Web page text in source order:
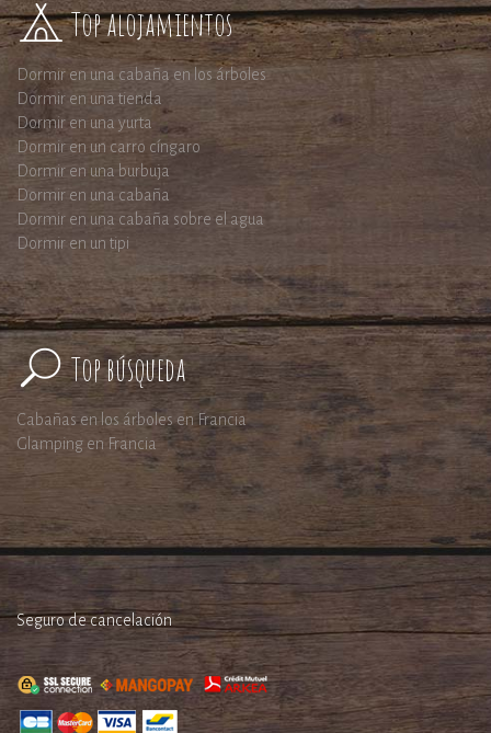
Top alojamientos
Dormir en una cabaña en los árboles
Dormir en una tienda
Dormir en una yurta
Dormir en un carro cíngaro
Dormir en una burbuja
Dormir en una cabaña
Dormir en una cabaña sobre el agua
Dormir en un tipi
Top búsqueda
Cabañas en los árboles en Francia
Glamping en Francia
Seguro de cancelación